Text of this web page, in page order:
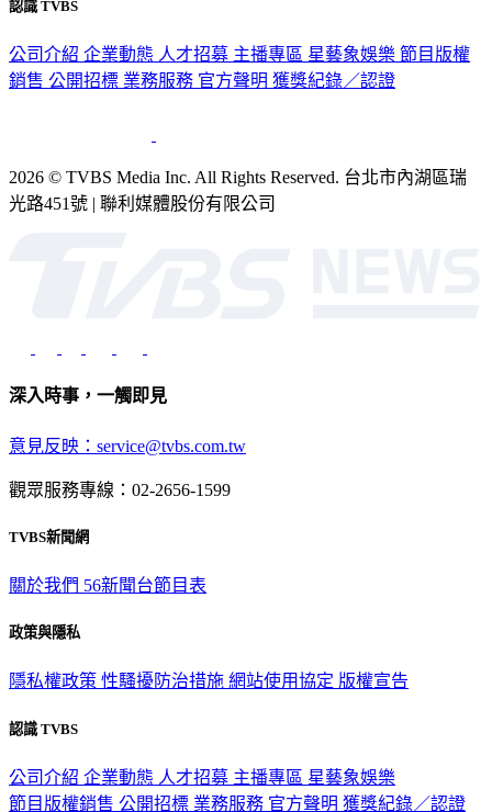
認識 TVBS
公司介紹 企業動態 人才招募 主播專區 星藝象娛樂 節目版權
銷售 公開招標 業務服務 官方聲明 獲獎紀錄／認證
2026 © TVBS Media Inc. All Rights Reserved. 台北市內湖區瑞
光路451號 | 聯利媒體股份有限公司
深入時事，一觸即見
意見反映：service@tvbs.com.tw
觀眾服務專線：02-2656-1599
TVBS新聞網
關於我們 56新聞台節目表
政策與隱私
隱私權政策 性騷擾防治措施 網站使用協定 版權宣告
認識 TVBS
公司介紹 企業動態 人才招募 主播專區 星藝象娛樂
節目版權銷售 公開招標 業務服務 官方聲明 獲獎紀錄／認證